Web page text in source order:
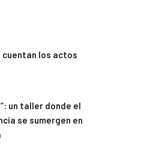
cuentan los actos
un taller donde el
se sumergen en